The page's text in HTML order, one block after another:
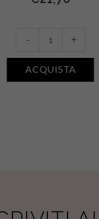
quantity
- +
ACQUISTA